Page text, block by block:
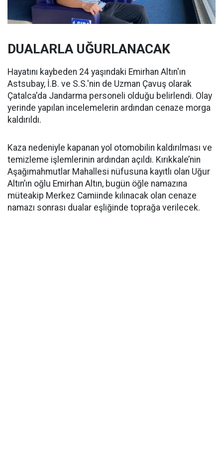
DUALARLA UĞURLANACAK
Hayatını kaybeden 24 yaşındaki Emirhan Altın'ın
Astsubay, İ.B. ve S.S.'nin de Uzman Çavuş olarak
Çatalca'da Jandarma personeli olduğu belirlendi. Olay
yerinde yapılan incelemelerin ardından cenaze morga
kaldırıldı.
Kaza nedeniyle kapanan yol otomobilin kaldırılması ve
temizleme işlemlerinin ardından açıldı. Kırıkkale’nin
Aşağımahmutlar Mahallesi nüfusuna kayıtlı olan Uğur
Altın’ın oğlu Emirhan Altın, bugün öğle namazına
müteakip Merkez Camiinde kılınacak olan cenaze
namazı sonrası dualar eşliğinde toprağa verilecek.